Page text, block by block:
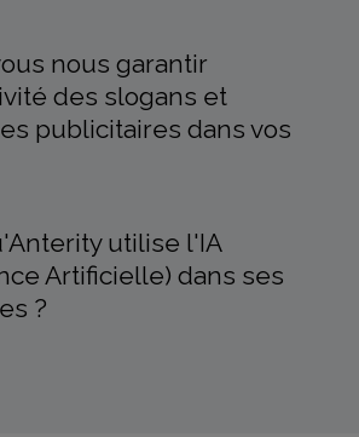
nous garantir
des slogans et
publicitaires dans vos
utilise l'IA
Artificielle) dans ses
?